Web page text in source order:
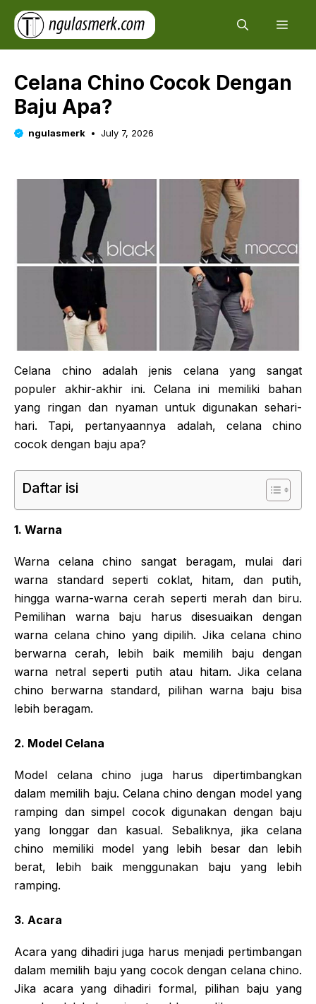
Skip
content
Celana Chino Cocok Dengan
Baju Apa?
ngulasmerk July 7, 2026
Celana chino adalah jenis celana yang sangat
populer akhir-akhir ini. Celana ini memiliki bahan
yang ringan dan nyaman untuk digunakan sehari-
hari. Tapi, pertanyaannya adalah, celana chino
cocok dengan baju apa?
Daftar isi
1. Warna
Warna celana chino sangat beragam, mulai dari
warna standard seperti coklat, hitam, dan putih,
hingga warna-warna cerah seperti merah dan biru.
Pemilihan warna baju harus disesuaikan dengan
warna celana chino yang dipilih. Jika celana chino
berwarna cerah, lebih baik memilih baju dengan
warna netral seperti putih atau hitam. Jika celana
chino berwarna standard, pilihan warna baju bisa
lebih beragam.
2. Model Celana
Model celana chino juga harus dipertimbangkan
dalam memilih baju. Celana chino dengan model yang
ramping dan simpel cocok digunakan dengan baju
yang longgar dan kasual. Sebaliknya, jika celana
chino memiliki model yang lebih besar dan lebih
berat, lebih baik menggunakan baju yang lebih
ramping.
3. Acara
Acara yang dihadiri juga harus menjadi pertimbangan
dalam memilih baju yang cocok dengan celana chino.
Jika acara yang dihadiri formal, pilihan baju yang